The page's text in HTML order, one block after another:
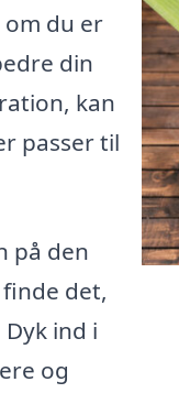
du er
din
kan
passer til
på den
det,
ind i
og